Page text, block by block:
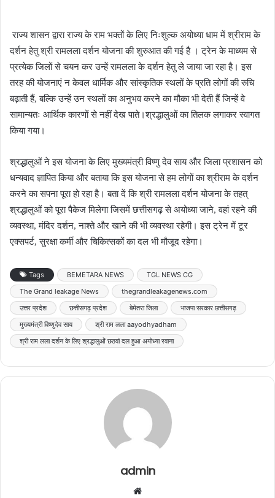
राज्य शासन द्वारा राज्य के राम भक्तों के लिए निःशुल्क अयोध्या धाम में श्रीराम के
दर्शन हेतु श्री रामलला दर्शन योजना की शुरुआत की गई है । ट्रेन के माध्यम से
प्रत्येक जिलों से चयन कर उन्हें रामलला के दर्शन हेतु ले जाया जा रहा है। इस
तरह की योजनाएं न केवल धार्मिक और सांस्कृतिक स्थलों के प्रति लोगों की रुचि
बढ़ाती हैं, बल्कि उन्हें उन स्थलों का अनुभव करने का मौका भी देती हैं जिन्हें वे
सामान्यतः आर्थिक कारणों से नहीं देख पाते।श्रद्धालुओं का तिलक लगाकर स्वागत
किया गया।
श्रद्धालुओं ने इस योजना के लिए मुख्यमंत्री विष्णु देव साय और जिला प्रशासन को
धन्यवाद ज्ञापित किया और बताया कि इस योजना से हम लोगों का श्रीराम के दर्शन
करने का सपना पूरा हो रहा है। बता दें कि श्री रामलला दर्शन योजना के तहत्
श्रद्धालुओं को पूरा पैकेज मिलेगा जिसमें छत्तीसगढ़ से अयोध्या जाने, वहां रहने की
व्यवस्था, मंदिर दर्शन, नाश्ते और खाने की भी व्यवस्था रहेगी। इस ट्रेन में टूर
एक्सपर्ट, सुरक्षा कर्मी और चिकित्सकों का दल भी मौजूद रहेगा।
Tags BEMETARA NEWS
TGL NEWS CG
The Grand leakage News
thegrandleakagenews.com
उत्तर प्रदेश
छत्तीसगढ़ प्रदेश बेमेतरा जिला
भाजपा सरकार छत्तीसगढ़
मुख्यमंत्री विष्णुदेव साय
श्री राम लला aayodhyadham
श्री राम लला दर्शन के लिए श्रद्धालुओं छठवां दल हुआ अयोध्या रवाना
admin
Website